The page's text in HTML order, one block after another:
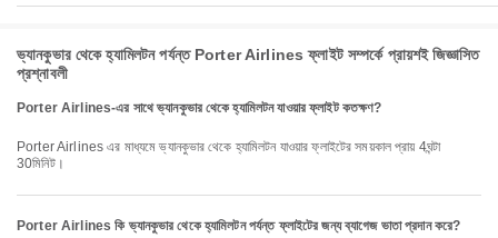
ভ্যানকুভার থেকে হ্যামিলটন পর্যন্ত Porter Airlines ফ্লাইট সম্পর্কে প্রায়শই জিজ্ঞাসিত
প্রশ্নাবলী
Porter Airlines-এর সাথে ভ্যানকুভার থেকে হ্যামিলটন যাওয়ার ফ্লাইট কতক্ষণ?
Porter Airlines এর মাধ্যমে ভ্যানকুভার থেকে হ্যামিলটন যাওয়ার ফ্লাইটের সময়কাল প্রায় 4ঘন্টা
30মিনিট।
Porter Airlines কি ভ্যানকুভার থেকে হ্যামিলটন পর্যন্ত ফ্লাইটের জন্য ব্যাগেজ ভাতা প্রদান করে?